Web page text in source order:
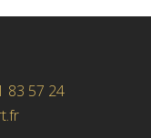
83 57 24